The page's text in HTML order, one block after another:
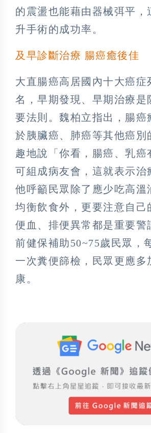
的震盪也能藉由器械弭平，
升手術的成功率。
及早診斷治療 腸癌癒後佳
大直腸癌高居國內十大癌症
名，早期發現、早期治療是
要法則。魏柏立指出，腸癌
於胰臟癌、肺癌等其他癌別
趣地說「你看，腸癌、乳癌
可組成病友會，這就表示治
他呼籲民眾除了應少吃高溫
均衡飲食外，更要注意自己
便血、排便異常都是重要警
前健保補助50~75歲民眾，
一次糞便篩檢，民眾更應多
康。